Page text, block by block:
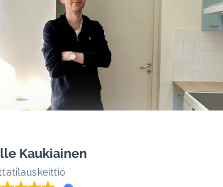
Kaukiainen